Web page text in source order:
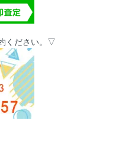
ください。▽